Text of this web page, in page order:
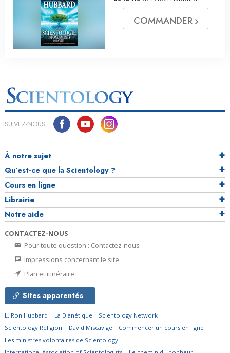
COMMANDER
SUIVEZ-NOUS
À notre sujet
Qu’est-ce que la Scientology ?
Cours en ligne
Librairie
Notre aide
CONTACTEZ-NOUS
Pour toute question : Contactez-nous
Impressions concernant le site
Plan et itinéraire
Sites apparentés
L. Ron Hubbard La Dianétique
Scientology Network
Scientology Religion
David Miscavige
Commencer un cours en ligne
Les ministres volontaires de Scientology